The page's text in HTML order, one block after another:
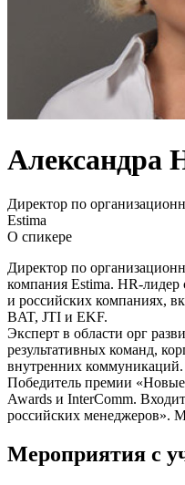
Александра
Директор по
Estima
О спикере
Директор по
компания Estima. HR-
и российских компаниях,
BAT, JTI и EKF.
Эксперт в области орг
результативных команд,
внутренних коммуникаций.
Победитель премии
Awards и InterComm.
российских менеджеров».
Мероприятия с